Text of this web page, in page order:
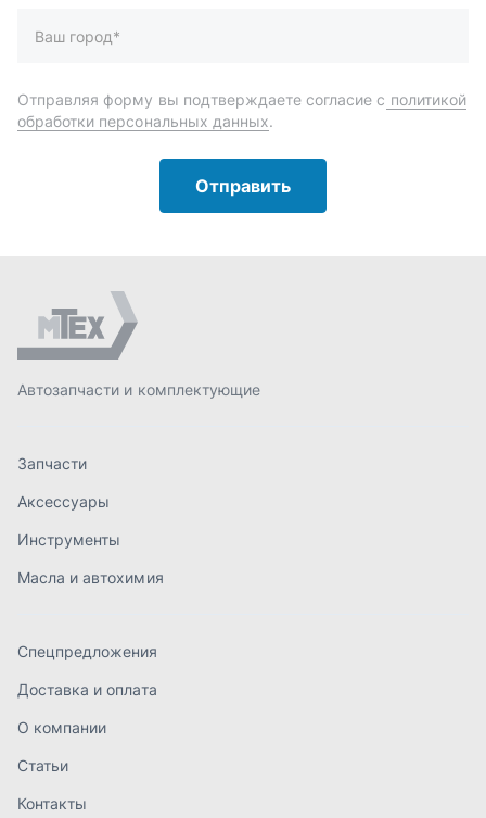
Автозапчасти и комплектующие
Масла и автохимия
Спецпредложения
Доставка и оплата
Контакты
order@mteh74.ru
+7 (904) 945-52-55
г. Златоуст